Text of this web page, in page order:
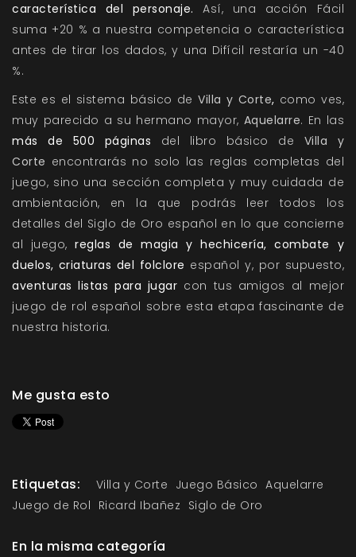
característica del personaje. Así, una acción Fácil
suma +20 % a nuestra competencia o característica
antes de tirar los dados, y una Difícil restaría un -40
%.
Este es el sistema básico de Villa y Corte, como ves,
muy parecido a su hermano mayor, Aquelarre. En las
más de 500 páginas del libro básico de Villa y
Corte encontrarás no solo las reglas completas del
juego, sino una sección completa y muy cuidada de
ambientación, en la que podrás leer todos los
detalles del Siglo de Oro español en lo que concierne
al juego,reglas de magia y hechicería, combate y
duelos, criaturas del folclore español y, por supuesto,
aventuras listas para jugar con tus amigos al mejor
juego de rol español sobre esta etapa fascinante de
nuestra historia.
Me gusta esto
Etiquetas: Villa y Corte Juego Básico Aquelarre
Juego de Rol Ricard Ibañez Siglo de Oro
En la misma categoría